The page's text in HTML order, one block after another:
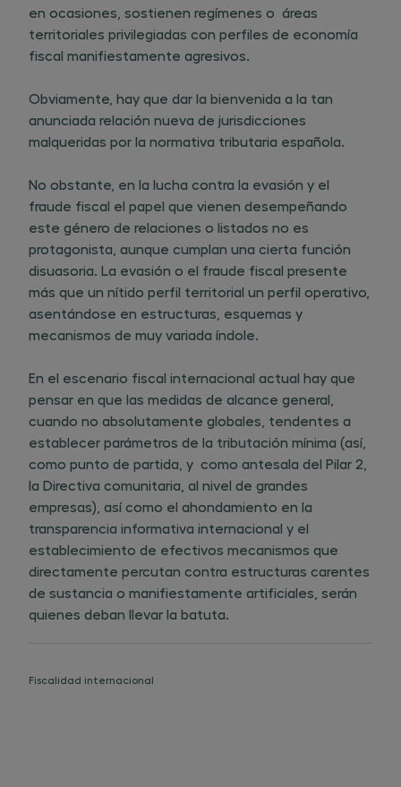
en ocasiones, sostienen regímenes o áreas
territoriales privilegiadas con perfiles de economía
fiscal manifiestamente agresivos.
Obviamente, hay que dar la bienvenida a la tan
anunciada relación nueva de jurisdicciones
malqueridas por la normativa tributaria española.
No obstante, en la lucha contra la evasión y el
fraude fiscal el papel que vienen desempeñando
este género de relaciones o listados no es
protagonista, aunque cumplan una cierta función
disuasoria. La evasión o el fraude fiscal presente
más que un nítido perfil territorial un perfil operativo,
asentándose en estructuras, esquemas y
mecanismos de muy variada índole.
En el escenario fiscal internacional actual hay que
pensar en que las medidas de alcance general,
cuando no absolutamente globales, tendentes a
establecer parámetros de la tributación mínima (así,
como punto de partida, y como antesala del Pilar 2,
la Directiva comunitaria, al nivel de grandes
empresas), así como el ahondamiento en la
transparencia informativa internacional y el
establecimiento de efectivos mecanismos que
directamente percutan contra estructuras carentes
de sustancia o manifiestamente artificiales, serán
quienes deban llevar la batuta.
Fiscalidad internacional